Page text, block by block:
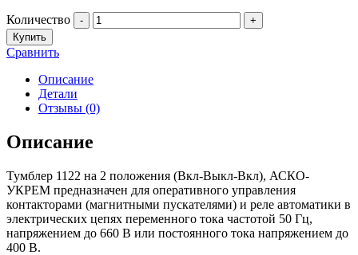
Количество -
+
Купить
Сравнить
Описание
Детали
Отзывы (0)
Описание
Тумблер 1122 на 2 положения (Вкл-Выкл-Вкл), АСКО-
УКРЕМ предназначен для оперативного управления
контакторами (магнитными пускателями) и реле автоматики в
электрических цепях переменного тока частотой 50 Гц,
напряжением до 660 В или постоянного тока напряжением до
400 В.